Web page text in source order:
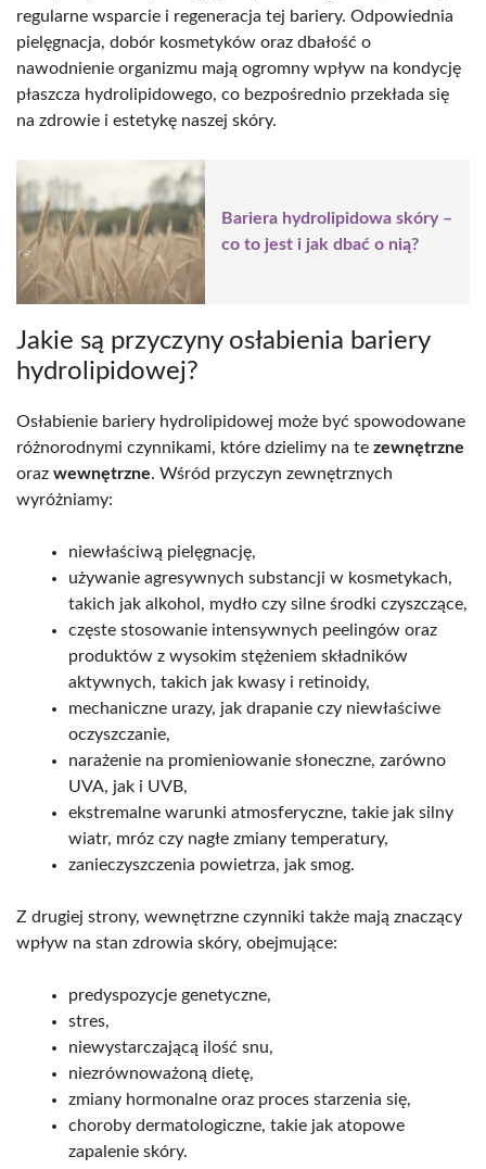
regularne wsparcie i regeneracja tej bariery. Odpowiednia
pielęgnacja, dobór kosmetyków oraz dbałość o
nawodnienie organizmu mają ogromny wpływ na kondycję
płaszcza hydrolipidowego, co bezpośrednio przekłada się
na zdrowie i estetykę naszej skóry.
Bariera hydrolipidowa skóry –
co to jest i jak dbać o nią?
Jakie są przyczyny osłabienia bariery
hydrolipidowej?
Osłabienie bariery hydrolipidowej może być spowodowane
różnorodnymi czynnikami, które dzielimy na te zewnętrzne
oraz wewnętrzne. Wśród przyczyn zewnętrznych
wyróżniamy:
niewłaściwą pielęgnację,
używanie agresywnych substancji w kosmetykach,
takich jak alkohol, mydło czy silne środki czyszczące,
częste stosowanie intensywnych peelingów oraz
produktów z wysokim stężeniem składników
aktywnych, takich jak kwasy i retinoidy,
mechaniczne urazy, jak drapanie czy niewłaściwe
oczyszczanie,
narażenie na promieniowanie słoneczne, zarówno
UVA, jak i UVB,
ekstremalne warunki atmosferyczne, takie jak silny
wiatr, mróz czy nagłe zmiany temperatury,
zanieczyszczenia powietrza, jak smog.
Z drugiej strony, wewnętrzne czynniki także mają znaczący
wpływ na stan zdrowia skóry, obejmujące:
predyspozycje genetyczne,
stres,
niewystarczającą ilość snu,
niezrównoważoną dietę,
zmiany hormonalne oraz proces starzenia się,
choroby dermatologiczne, takie jak atopowe
zapalenie skóry.